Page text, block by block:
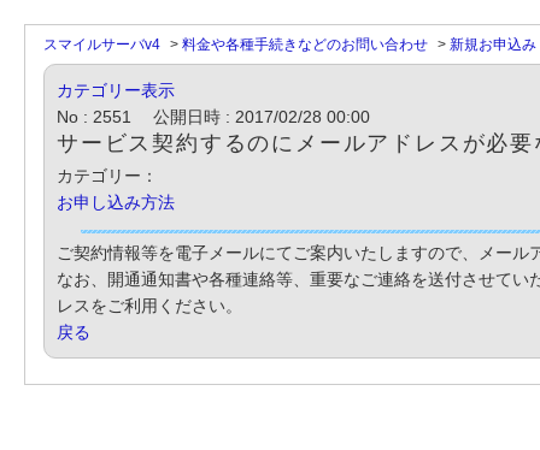
スマイルサーバv4 > 料金や各種手続きなどのお問い合わせ > 新規お申込み
カテゴリー表示
No : 2551
公開日時 : 2017/02/28 00:00
サービス契約するのにメールアドレスが必
カテゴリー：
お申し込み方法
ご契約情報等を電子メールにてご案内いたしますので、メール
なお、開通通知書や各種連絡等、重要なご連絡を送付させて
レスをご利用ください。
戻る